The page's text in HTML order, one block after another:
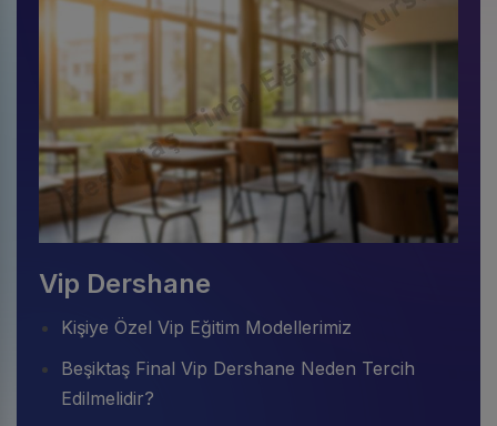
Vip Dershane
Kişiye Özel Vip Eğitim Modellerimiz
Beşiktaş Final Vip Dershane Neden Tercih
Edilmelidir?